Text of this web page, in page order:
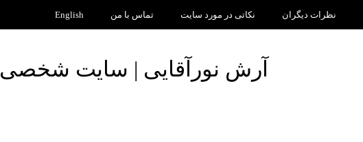
نظرات دیگران نکاتی در مورد سایت تماس با من English
آرش نورآقایی | سایت شخصی